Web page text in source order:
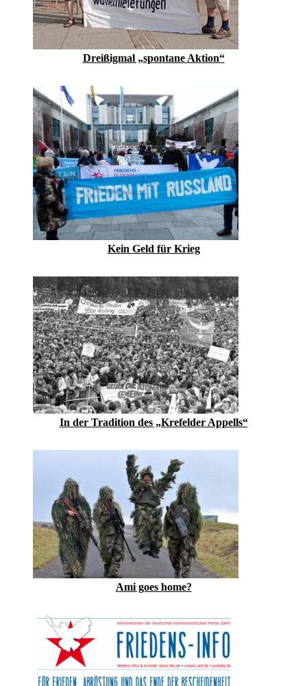
Dreißigmal „spontane Aktion“
Kein Geld für Krieg
In der Tradition des „Krefelder Appells“
Ami goes home?